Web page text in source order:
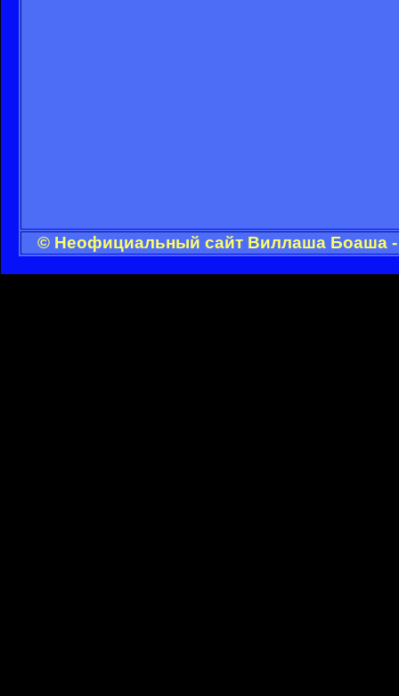
© Неофициальный сайт Виллаша Боаша -